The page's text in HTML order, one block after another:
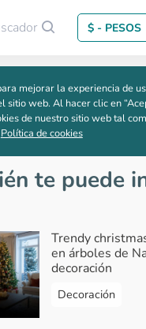
$ - PESOS
te puede
Trendy
en árboles de
decoración
Decoración
mejorar la experiencia de
sitio web. Al hacer clic en
de nuestro sitio web tal
Política de cookies